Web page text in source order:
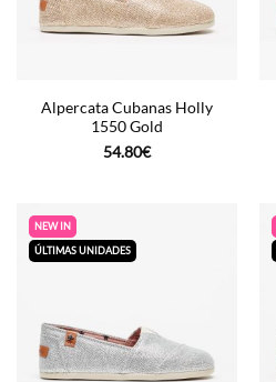
Alpercata Cubanas Holly
1550 Gold
54.80€
NEW IN
ÚLTIMAS UNIDADES